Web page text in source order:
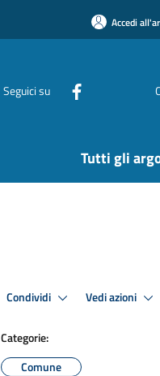
Accedi
Seguici su
Tutti gli
Condividi Vedi azioni
Categorie:
Comune